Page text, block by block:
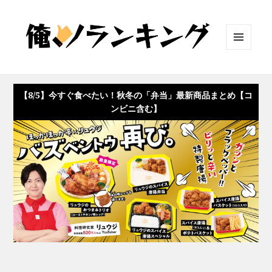
ット
【8/5】今すぐ食べたい！秋冬の「弁当」最新商品まとめ【コ
ンビニ含む】